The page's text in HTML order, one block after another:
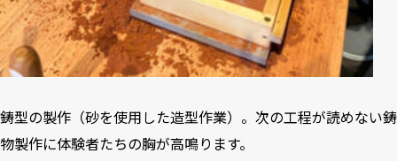
鋳型の製作（砂を使用した造型作業）。次の工程が読めない鋳
物製作に体験者たちの胸が高鳴ります。